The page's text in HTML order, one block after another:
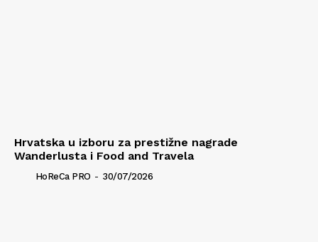
Hrvatska u izboru za prestižne nagrade
Wanderlusta i Food and Travela
HoReCa PRO - 30/07/2026